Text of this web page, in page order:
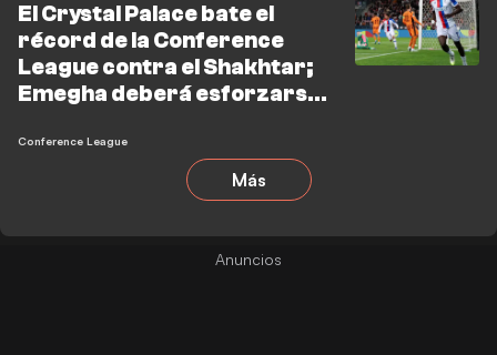
El Crystal Palace bate el
récord de la Conference
League contra el Shakhtar;
Emegha deberá esforzarse
Estrasburgo
Conference League
Más